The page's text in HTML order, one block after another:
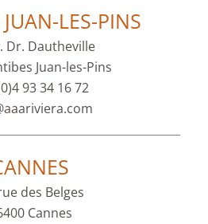
LES-PINS
Dr. Dautheville
Juan-les-Pins
93 34 16 72
des Belges
Cannes